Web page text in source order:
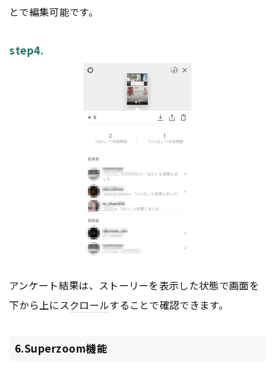
とで編集可能です。
step4.
アンケート結果は、ストーリーを表示した状態で画面を
下から上にスクロールすることで確認できます。
6.Superzoom機能